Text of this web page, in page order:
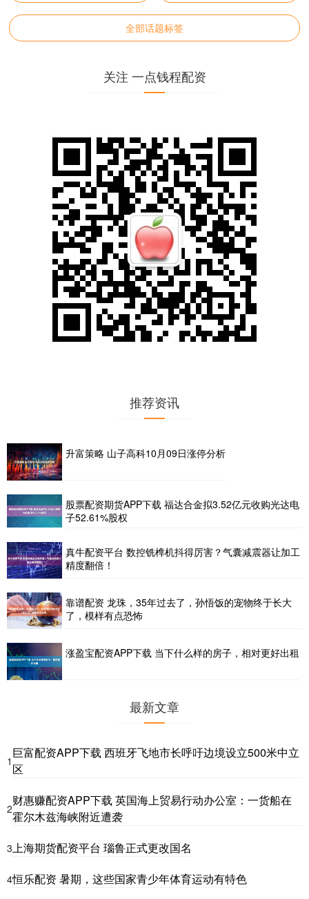
全部话题标签
关注 一点钱程配资
推荐资讯
升富策略 山子高科10月09日涨停分析
股票配资期货APP下载 福达合金拟3.52亿元收购光达电
子52.61%股权
真牛配资平台 数控铣榫机抖得厉害？气囊减震器让加工
精度翻倍！
靠谱配资 龙珠，35年过去了，孙悟饭的宠物终于长大
了，模样有点恐怖
涨盈宝配资APP下载 当下什么样的房子，相对更好出租
最新文章
1
巨富配资APP下载 西班牙飞地市长呼吁边境设立500米中立
区
2
财惠赚配资APP下载 英国海上贸易行动办公室：一货船在
霍尔木兹海峡附近遭袭
3上海期货配资平台 瑙鲁正式更改国名
4恒乐配资 暑期，这些国家青少年体育运动有特色